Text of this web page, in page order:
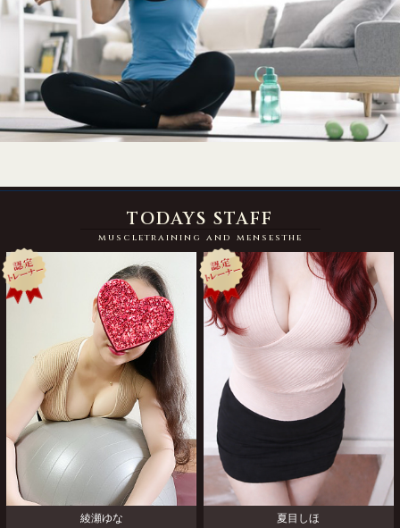
TODAYS STAFF
muscletraining and mensesthe
綾瀬ゆな 夏目しほ